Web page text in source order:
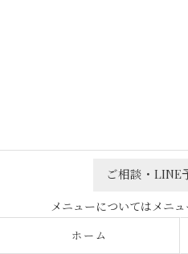
ご相談・LINE
ホーム